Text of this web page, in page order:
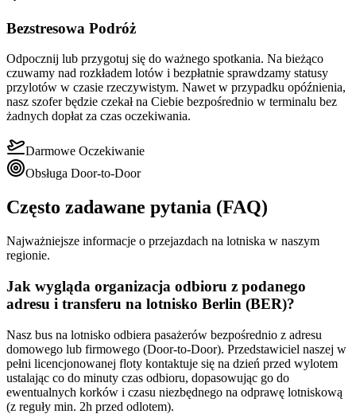
Bezstresowa Podróż
Odpocznij lub przygotuj się do ważnego spotkania. Na bieżąco
czuwamy nad rozkładem lotów i bezpłatnie sprawdzamy statusy
przylotów w czasie rzeczywistym. Nawet w przypadku opóźnienia,
nasz szofer będzie czekał na Ciebie bezpośrednio w terminalu bez
żadnych dopłat za czas oczekiwania.
Darmowe Oczekiwanie
Obsługa Door-to-Door
Często zadawane pytania (FAQ)
Najważniejsze informacje o przejazdach na lotniska w naszym
regionie.
Jak wygląda organizacja odbioru z podanego
adresu i transferu na lotnisko Berlin (BER)?
Nasz bus na lotnisko odbiera pasażerów bezpośrednio z adresu
domowego lub firmowego (Door-to-Door). Przedstawiciel naszej w
pełni licencjonowanej floty kontaktuje się na dzień przed wylotem
ustalając co do minuty czas odbioru, dopasowując go do
ewentualnych korków i czasu niezbędnego na odprawę lotniskową
(z reguły min. 2h przed odlotem).